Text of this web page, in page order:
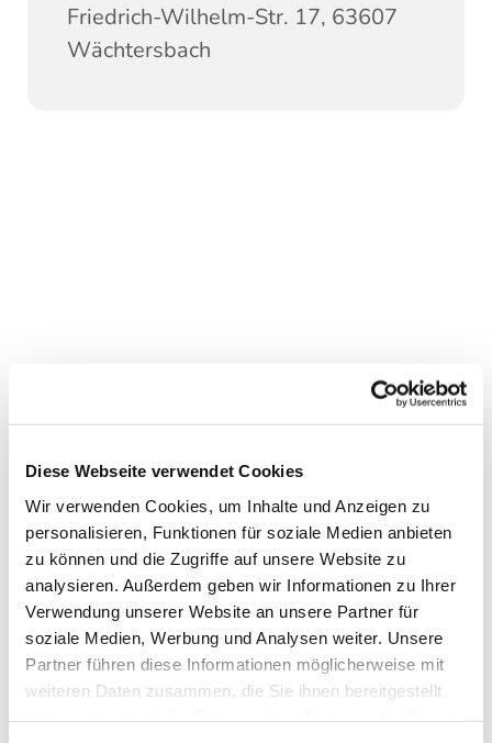
Diese Webseite verwendet Cookies
Wir verwenden Cookies, um Inhalte und Anzeigen zu
personalisieren, Funktionen für soziale Medien anbieten
zu können und die Zugriffe auf unsere Website zu
analysieren. Außerdem geben wir Informationen zu Ihrer
Verwendung unserer Website an unsere Partner für
soziale Medien, Werbung und Analysen weiter. Unsere
Partner führen diese Informationen möglicherweise mit
weiteren Daten zusammen, die Sie ihnen bereitgestellt
Friedrich-Wilhelm-Str. 17, 63607
Wächtersbach
Dies könnte Sie auch
interessieren